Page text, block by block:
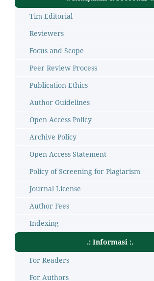
Tim Editorial
Reviewers
Focus and Scope
Peer Review Process
Publication Ethics
Author Guidelines
Open Access Policy
Archive Policy
Open Access Statement
Policy of Screening for Plagiarism
Journal License
Author Fees
Indexing
.: Informasi :.
For Readers
For Authors